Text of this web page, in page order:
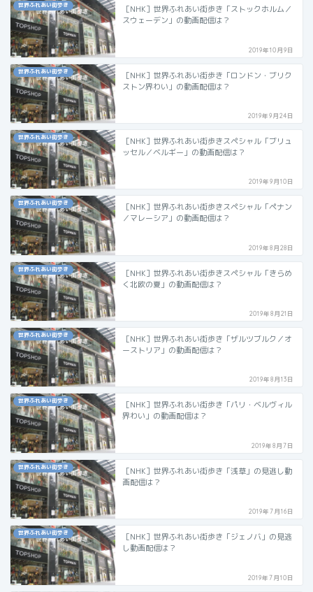
世界ふれあい街歩き
［NHK］世界ふれあい街歩き「ストックホルム／
スウェーデン」の動画配信は？
2019年10月9日
世界ふれあい街歩き
［NHK］世界ふれあい街歩き「ロンドン・ブリク
ストン界わい」の動画配信は？
2019年9月24日
世界ふれあい街歩き
［NHK］世界ふれあい街歩きスペシャル「ブリュ
ッセル／ベルギー」の動画配信は？
2019年9月10日
世界ふれあい街歩き
［NHK］世界ふれあい街歩きスペシャル「ペナン
／マレーシア」の動画配信は？
2019年8月28日
世界ふれあい街歩き
［NHK］世界ふれあい街歩きスペシャル「きらめ
く北欧の夏」の動画配信は？
2019年8月21日
世界ふれあい街歩き
［NHK］世界ふれあい街歩き「ザルツブルク／オ
ーストリア」の動画配信は？
2019年8月13日
世界ふれあい街歩き
［NHK］世界ふれあい街歩き「パリ・ベルヴィル
界わい」の動画配信は？
2019年8月7日
世界ふれあい街歩き
［NHK］世界ふれあい街歩き「浅草」の見逃し動
画配信は？
2019年7月16日
世界ふれあい街歩き
［NHK］世界ふれあい街歩き「ジェノバ」の見逃
し動画配信は？
2019年7月10日